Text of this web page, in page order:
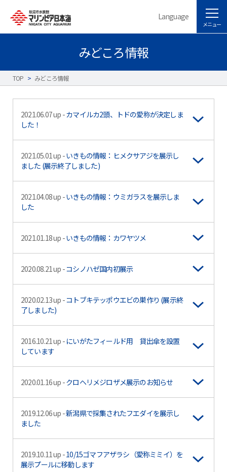
Language
メニュー
みどころ情報
TOP > みどころ情報
2021.06.07 up -カマイルカ2頭、トドの愛称が決定しま
した！
2021.05.01 up -いきもの情報：ヒメクサアジを展示し
ました (展示終了しました)
2021.04.08 up -いきもの情報：ウミガラスを展示しま
した
2021.01.18 up -いきもの情報：カワヤツメ
2020.08.21 up -コシノハゼ国内初展示
2020.02.13 up -コトブキテッポウエビの巣作り (展示終
了しました)
2016.10.21 up - にいがたフィールド用 貸出傘を設置
しています
2020.01.16 up -クロヘリメジロザメ展示のお知らせ
2019.12.06 up -新潟県で採集されたフエダイを展示し
ました
2019.10.11 up -10/15ゴマフアザラシ（愛称ミミイ）を
展示プールに移動します